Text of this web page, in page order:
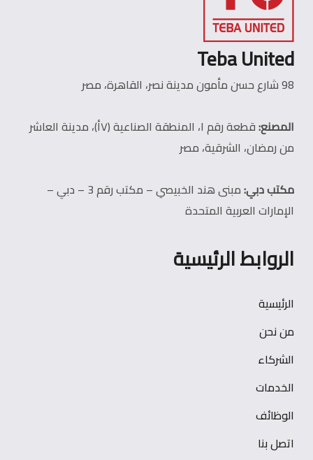
Teba United
98 شارع حسن مأمون مدينة نصر، القاهرة، مصر
المصنع:
قطعة رقم ١، المنطقة الصناعية (٧أ)، مدينة العاشر
من رمضان، الشرقية، مصر
مكتب دبي:
مبنى هند الخبيصي – مكتب رقم 3 – دبي –
الإمارات العربية المتحدة
الروابط الرئيسية
الرئيسية
من نحن
الشركاء
الخدمات
الوظائف
اتصل بنا